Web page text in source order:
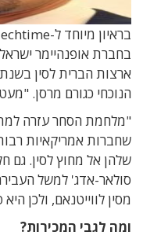
בחברת אופנהיימר
ארצות הברית לסין
הנוכחי כגורם מרסן.
"מלחמת הסחר עזרה
שחברות אמריקאיות
שלהן אל מחוץ לסין. גם
סולאר-אדג' למשל
מסין לווייטנאם, ולכן
ומה לגבי המכירות?